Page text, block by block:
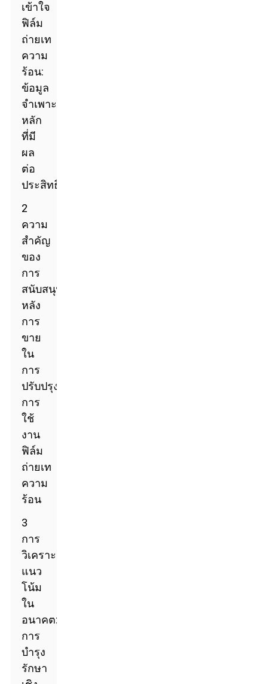
เข้าใจ
ฟิล์ม
ถ่ายเท
ความ
ร้อน:
ข้อมูล
จำเพาะ
หลัก
ที่มี
ผล
ต่อ
ประสิทธิภาพ
2
ความ
สำคัญ
ของ
การ
สนับสนุน
หลัง
การ
ขาย
ใน
การ
ปรับปรุง
การ
ใช้
งาน
ฟิล์ม
ถ่ายเท
ความ
ร้อน
3
การ
วิเคราะห์
แนว
โน้ม
ใน
อนาคต:
การ
บำรุง
รักษา